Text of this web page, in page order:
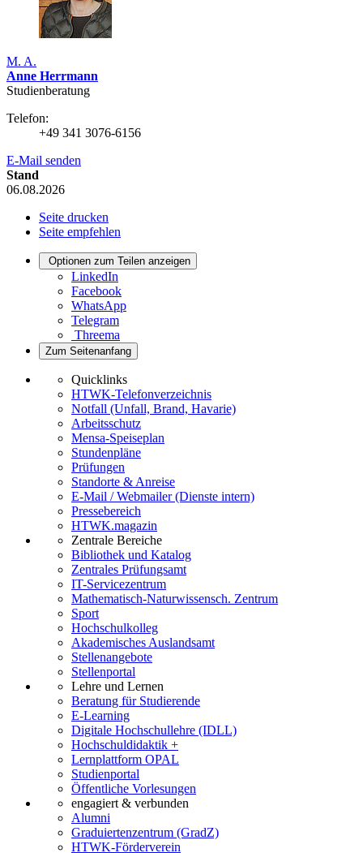
M. A.
Anne Herrmann
Studienberatung
Telefon:
+49 341 3076-6156
E-Mail senden
Stand
06.08.2026
Seite drucken
Seite empfehlen
Optionen zum Teilen anzeigen
LinkedIn
Facebook
WhatsApp
Telegram
Threema
Zum Seitenanfang
Quicklinks
HTWK-Telefonverzeichnis
Notfall (Unfall, Brand, Havarie)
Arbeitsschutz
Mensa-Speiseplan
Stundenpläne
Prüfungen
Standorte & Anreise
E-Mail / Webmailer (Dienste intern)
Pressebereich
HTWK.magazin
Zentrale Bereiche
Bibliothek und Katalog
Zentrales Prüfungsamt
IT-Servicezentrum
Mathematisch-Naturwissensch. Zentrum
Sport
Hochschulkolleg
Akademisches Auslandsamt
Stellenangebote
Stellenportal
Lehre und Lernen
Beratung für Studierende
E-Learning
Digitale Hochschullehre (IDLL)
Hochschuldidaktik +
Lernplattform OPAL
Studienportal
Öffentliche Vorlesungen
engagiert & verbunden
Alumni
Graduiertenzentrum (GradZ)
HTWK-Förderverein